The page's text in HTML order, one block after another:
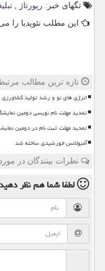
تگهای خبر: رپورتاژ
این مطلب نئوپدیا را
تازه ترین مطالب
انرژی های نو و رشد تولید کشاورزی
تمدید مهلت نام نویسی دومین نمایشگاه فر
تمدید مهلت ثبت نام در دومین
آمبولانس خورشیدی ساخته شد
نظرات بینندگان در
لطفا شما همنظر